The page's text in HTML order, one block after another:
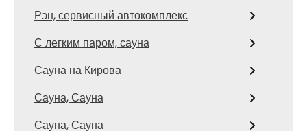
Рэн, сервисный автокомплекс
С легким паром, сауна
Сауна на Кирова
Сауна, Сауна
Сауна, Сауна